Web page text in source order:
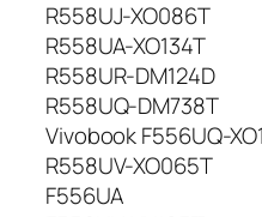
R558UJ-XO086T
R558UA-XO134T
R558UR-DM124D
R558UQ-DM738T
Vivobook F556UQ-
R558UV-XO065T
F556UA